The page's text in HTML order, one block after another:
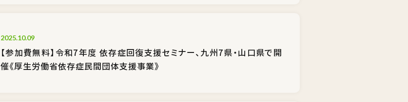
2025.10.09
【参加費無料】令和7年度 依存症回復支援セミナー、九州7県・山口県で開
催《厚生労働省依存症民間団体支援事業》